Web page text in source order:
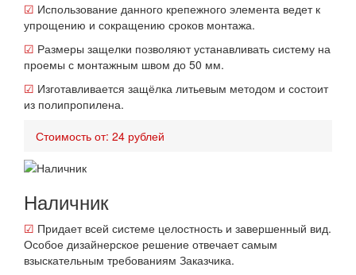
☑ Использование данного крепежного элемента ведет к
упрощению и сокращению сроков монтажа.
☑ Размеры защелки позволяют устанавливать систему на
проемы с монтажным швом до 50 мм.
☑ Изготавливается защёлка литьевым методом и состоит
из полипропилена.
Стоимость от: 24 рублей
Наличник
☑ Придает всей системе целостность и завершенный вид.
Особое дизайнерское решение отвечает самым
взыскательным требованиям Заказчика.